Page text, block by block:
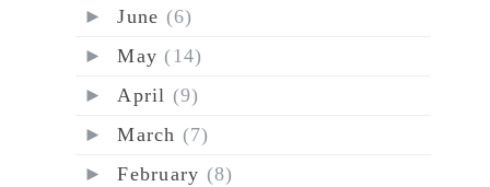
►June (6)
►May (14)
►April (9)
►March (7)
►February (8)